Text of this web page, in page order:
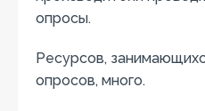
опросы.
Ресурсов,
опросов, много.